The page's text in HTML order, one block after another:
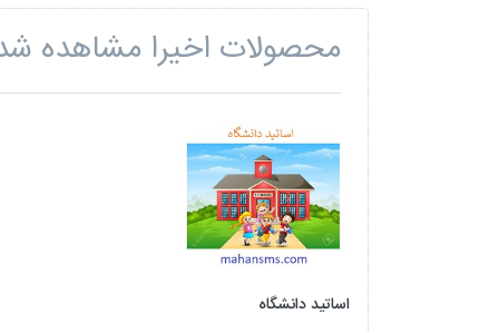
محصولات اخیرا مشاهده
اساتید دانشگاه